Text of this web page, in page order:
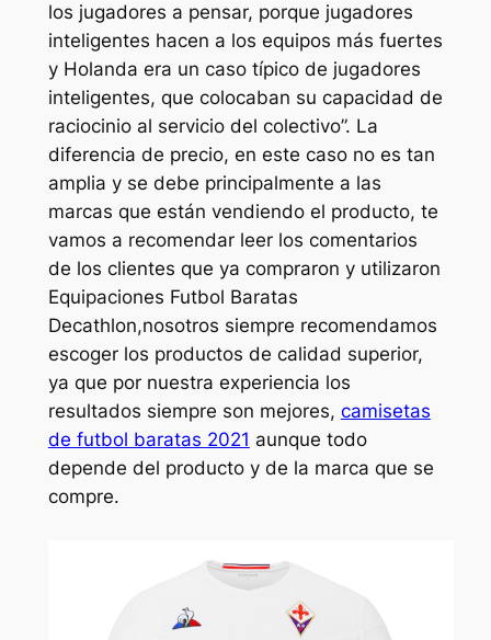
los jugadores a pensar, porque jugadores
inteligentes hacen a los equipos más fuertes
y Holanda era un caso típico de jugadores
inteligentes, que colocaban su capacidad de
raciocinio al servicio del colectivo”. La
diferencia de precio, en este caso no es tan
amplia y se debe principalmente a las
marcas que están vendiendo el producto, te
vamos a recomendar leer los comentarios
de los clientes que ya compraron y utilizaron
Equipaciones Futbol Baratas
Decathlon,nosotros siempre recomendamos
escoger los productos de calidad superior,
ya que por nuestra experiencia los
resultados siempre son mejores, camisetas
de futbol baratas 2021 aunque todo
depende del producto y de la marca que se
compre.